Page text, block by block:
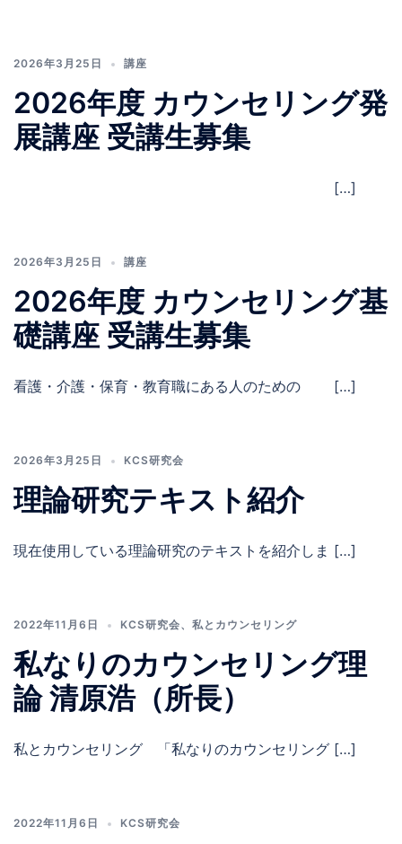
2026年3月25日 講座
2026年度 カウンセリング発
展講座 受講生募集
[…]
2026年3月25日 講座
2026年度 カウンセリング基
礎講座 受講生募集
看護・介護・保育・教育職にある人のための […]
2026年3月25日 KCS研究会
理論研究テキスト紹介
現在使用している理論研究のテキストを紹介しま […]
2022年11月6日 KCS研究会、 私とカウンセリング
私なりのカウンセリング理
論 清原浩（所長）
私とカウンセリング 「私なりのカウンセリング […]
2022年11月6日 KCS研究会